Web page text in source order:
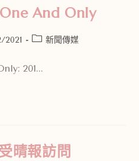
One And Only
2021 新聞傳媒
201...
晴報訪問